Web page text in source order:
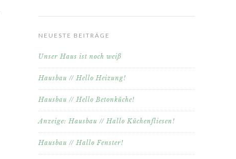
NEUESTE BEITRÄGE
Unser Haus ist noch weiß
Hausbau // Hello Heizung!
Hausbau // Hello Betonküche!
Anzeige: Hausbau // Hallo Küchenfliesen!
Hausbau // Hallo Fenster!